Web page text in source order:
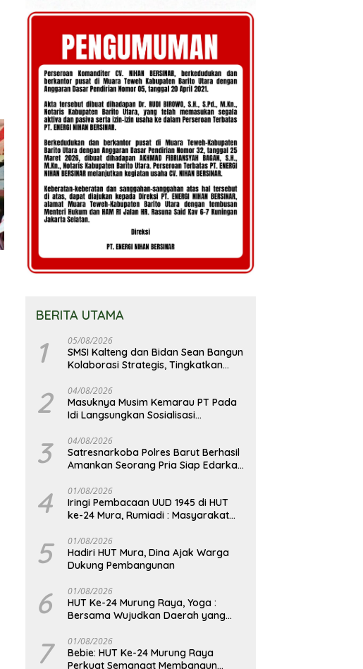
BERITA UTAMA
1 05/08/2026
SMSI Kalteng dan Bidan Sean Bangun
Kolaborasi Strategis, Tingkatkan
2 04/08/2026
Masuknya Musim Kemarau PT Pada
Idi Langsungkan Sosialisasi
3 04/08/2026
Satresnarkoba Polres Barut Berhasil
Amankan Seorang Pria Siap Edarkan
Gram
4 01/08/2026
Iringi Pembacaan UUD 1945 di HUT
ke-24 Mura, Rumiadi : Masyarakat
yang Lebih Besar
5 01/08/2026
Hadiri HUT Mura, Dina Ajak Warga
Dukung Pembangunan
6 01/08/2026
HUT Ke-24 Murung Raya, Yoga :
Bersama Wujudkan Daerah yang
7 01/08/2026
Bebie: HUT Ke-24 Murung Raya
Perkuat Semangat Membangun